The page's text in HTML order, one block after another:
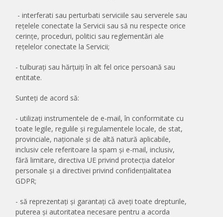
- interferati sau perturbati serviciile sau serverele sau
rețelele conectate la Servicii sau să nu respecte orice
cerințe, proceduri, politici sau reglementări ale
rețelelor conectate la Servicii;
- tulburați sau hărțuiți în alt fel orice persoană sau
entitate.
Sunteți de acord să:
- utilizați instrumentele de e-mail, în conformitate cu
toate legile, regulile și regulamentele locale, de stat,
provinciale, naționale și de altă natură aplicabile,
inclusiv cele referitoare la spam și e-mail, inclusiv,
fără limitare, directiva UE privind protecția datelor
personale și a directivei privind confidențialitatea
GDPR;
- să reprezentați și garantați că aveți toate drepturile,
puterea și autoritatea necesare pentru a acorda